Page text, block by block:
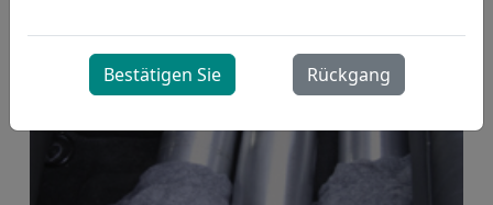
Bestätigen Sie Rückgang